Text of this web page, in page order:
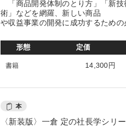
「商品開発体制のとり方」「新技
術」などを網羅、新しい商品
や収益事業の開発に成功するための
形態 定価
書籍 14,300円
本
〈新装版〉一倉 定の社長学シリ